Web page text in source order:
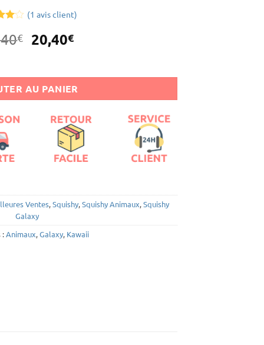
(1 avis client)
€ Le
prix
était :
24,40€.
20,40€Le
est :
20,40€.
AU PANIER
Ventes,Squishy,Squishy Animaux,Squishy
Galaxy
:Animaux,Galaxy, Kawaii